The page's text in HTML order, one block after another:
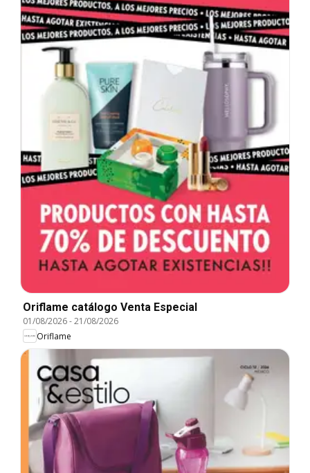
Oriflame catálogo Venta Especial
01/08/2026-21/08/2026
Oriflame